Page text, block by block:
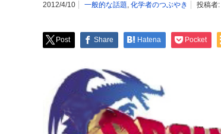
2012/4/10 一般的な話題, 化学者のつぶやき 投稿者:
Post Share Hatena Pocket